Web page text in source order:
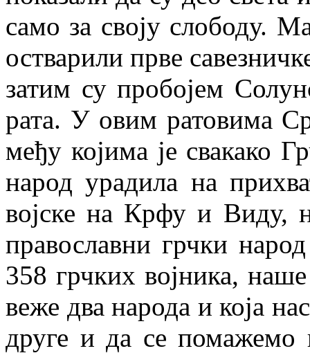
само за своју слободу.
остварили прве
затим су пробојем
рата. У овим ратовима
међу којима је свакако
народ урадила на
војске на Крфу и Виду,
православни грчки
358 грчких војника,
веже два народа и која
друге и да се помажемо